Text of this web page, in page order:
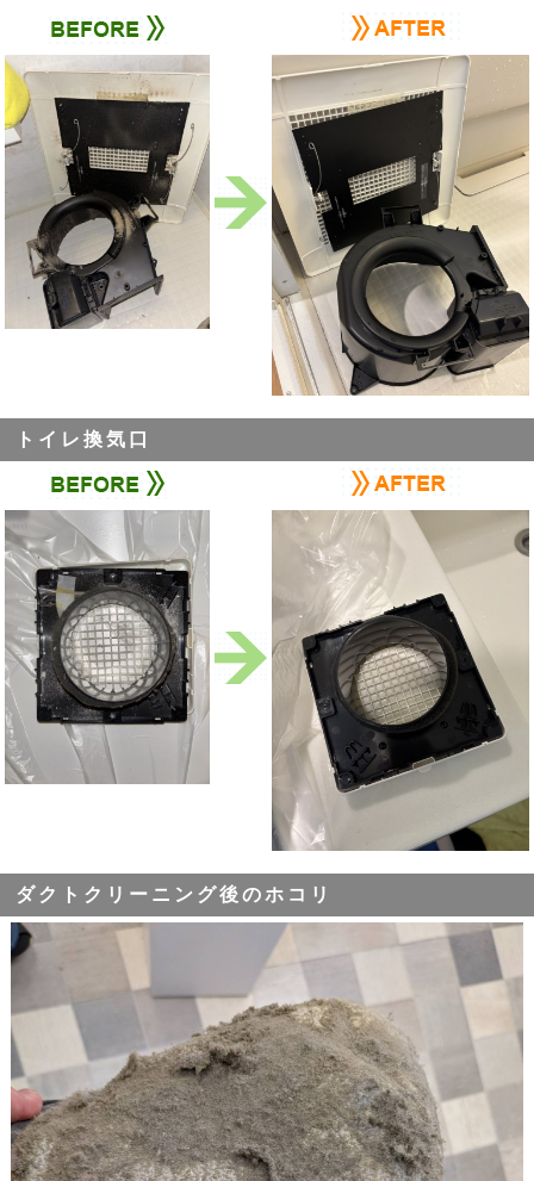
トイレ換気口
ダクトクリーニング後のホコリ